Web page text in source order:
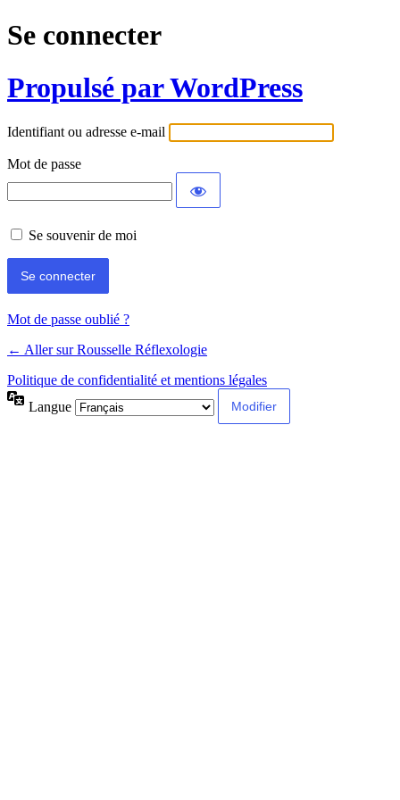
Se connecter
Propulsé par WordPress
Identifiant ou adresse e-mail
Mot de passe
Se souvenir de moi
Mot de passe oublié ?
← Aller sur Rousselle Réflexologie
Politique de confidentialité et mentions légales
Langue